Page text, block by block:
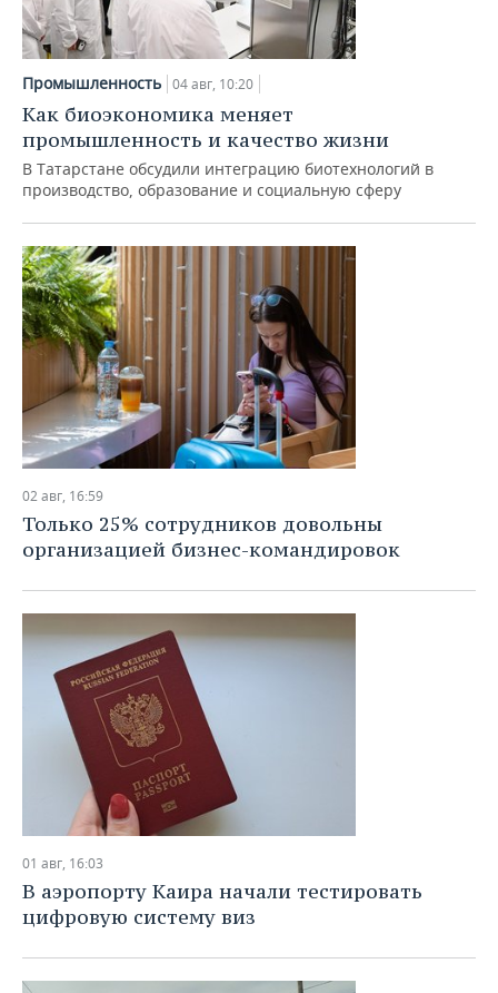
Промышленность 04 авг, 10:20
Как биоэкономика меняет
промышленность и качество жизни
В Татарстане обсудили интеграцию биотехнологий в
производство, образование и социальную сферу
02 авг, 16:59
Только 25% сотрудников довольны
организацией бизнес-командировок
01 авг, 16:03
В аэропорту Каира начали тестировать
цифровую систему виз